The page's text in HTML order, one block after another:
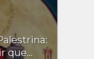
que...